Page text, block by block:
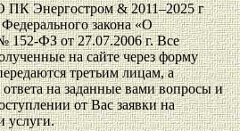
Энергостром & 2011–2025 г
закона «О
152-ФЗ от 27.07.2006 г. Все
на сайте через форму
третьим лицам, а
ответа на заданные вами вопросы и
от Вас заявки на
услуги.